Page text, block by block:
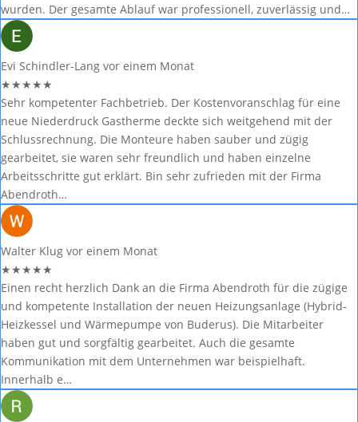
wurden. Der gesamte Ablauf war professionell, zuverlässig und…
Evi Schindler-Lang vor einem Monat
★★★★★
Sehr kompetenter Fachbetrieb. Der Kostenvoranschlag für eine
neue Niederdruck Gastherme deckte sich weitgehend mit der
Schlussrechnung. Die Monteure haben sauber und zügig
gearbeitet, sie waren sehr freundlich und haben einzelne
Arbeitsschritte gut erklärt. Bin sehr zufrieden mit der Firma
Abendroth…
Walter Klug vor einem Monat
★★★★★
Einen recht herzlich Dank an die Firma Abendroth für die zügige
und kompetente Installation der neuen Heizungsanlage (Hybrid-
Heizkessel und Wärmepumpe von Buderus). Die Mitarbeiter
haben gut und sorgfältig gearbeitet. Auch die gesamte
Kommunikation mit dem Unternehmen war beispielhaft.
Innerhalb e…